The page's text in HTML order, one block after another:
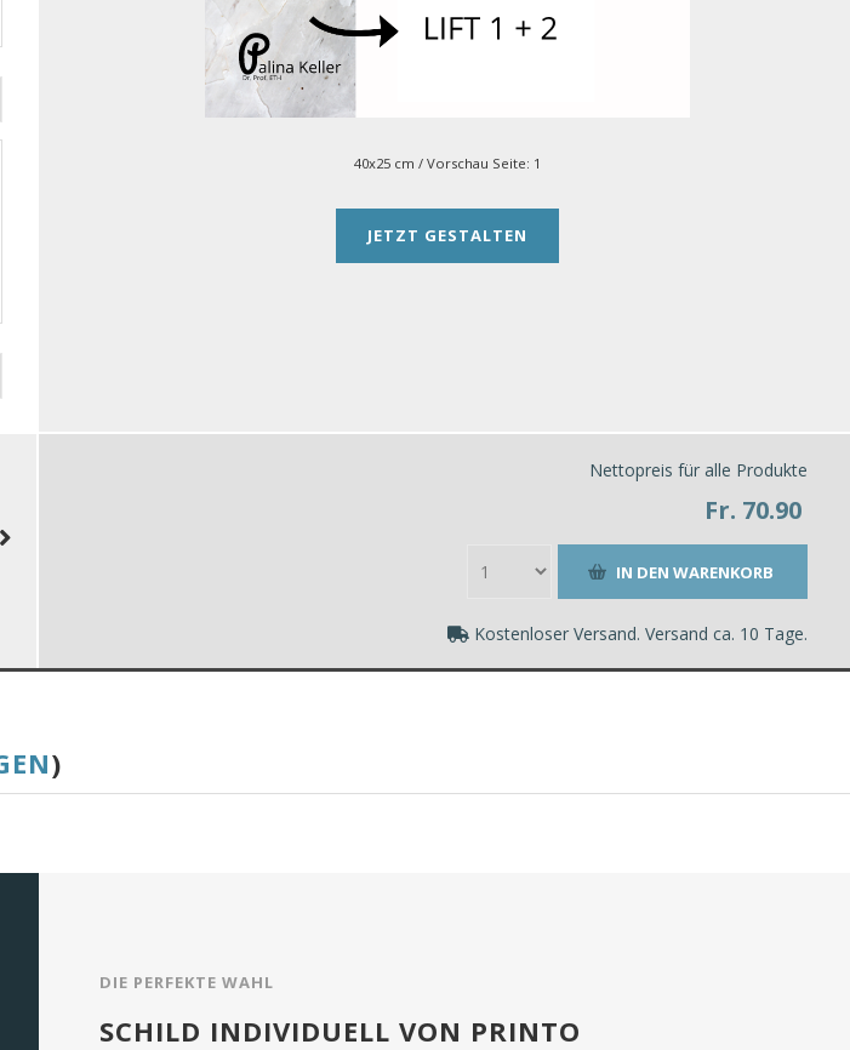
40x25 cm / Vorschau Seite: 1
JETZT GESTALTEN
Nettopreis für alle Produkte
Fr. 70.90
Kostenloser Versand. Versand ca. 10 Tage.
)
DIE PERFEKTE WAHL
SCHILD INDIVIDUELL VON PRINTO